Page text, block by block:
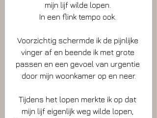
mijn lijf wilde lopen.
In een flink tempo ook.
Voorzichtig schermde ik de pijnlijke
vinger af en beende ik met grote
passen en een gevoel van urgentie
door mijn woonkamer op en neer.
Tijdens het lopen merkte ik op dat
mijn lijf eigenlijk weg wilde lopen,